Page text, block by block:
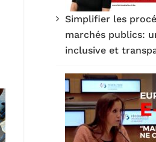
Simplifier les
marchés publics:
inclusive et